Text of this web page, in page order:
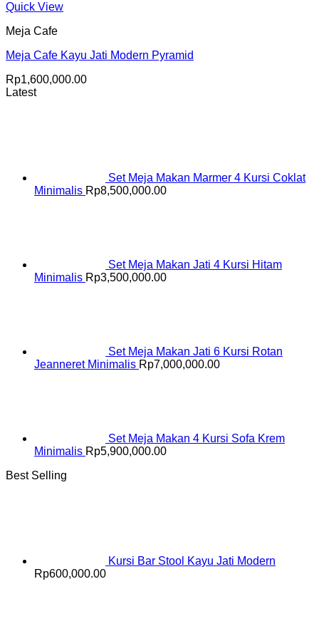
Quick View
Meja Cafe
Meja Cafe Kayu Jati Modern Pyramid
Rp1,600,000.00
Latest
Set Meja Makan Marmer 4 Kursi Coklat
Minimalis Rp8,500,000.00
Set Meja Makan Jati 4 Kursi Hitam
Minimalis Rp3,500,000.00
Set Meja Makan Jati 6 Kursi Rotan
Jeanneret Minimalis Rp7,000,000.00
Set Meja Makan 4 Kursi Sofa Krem
Minimalis Rp5,900,000.00
Best Selling
Kursi Bar Stool Kayu Jati Modern
Rp600,000.00